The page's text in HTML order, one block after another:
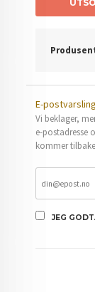
E-postvarsling
Vi beklager,
e-postadresse
kommer
JEG